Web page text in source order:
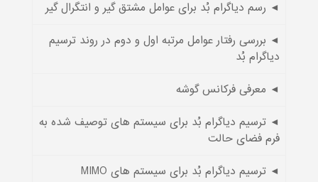
◄ رسم دیاگرام بُد برای عوامل مشتق گیر و انتگرال گیر
◄ بررسی رفتار عوامل مرتبه اول و دوم در روند ترسیم
دیاگرام بُد
◄ معرفی فرکانس گوشه
◄ ترسیم دیاگرام بُد برای سیستم های توصیف شده به
فرم فضای حالت
◄ ترسیم دیاگرام بُد برای سیستم های MIMO